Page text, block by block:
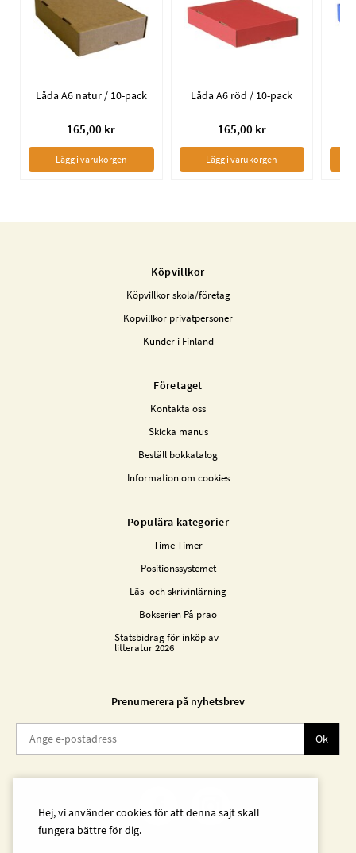
Låda A6 natur / 10-pack
165,00 kr
Lägg i varukorgen
Låda A6 röd / 10-pack
165,00 kr
Lägg i varukorgen
Köpvillkor
Köpvillkor skola/företag
Köpvillkor privatpersoner
Kunder i Finland
Företaget
Kontakta oss
Skicka manus
Beställ bokkatalog
Information om cookies
Populära kategorier
Time Timer
Positionssystemet
Läs- och skrivinlärning
Bokserien På prao
Statsbidrag för inköp av
litteratur 2026
Prenumerera på nyhetsbrev
Ok
Hej, vi använder cookies för att denna sajt skall
fungera bättre för dig.